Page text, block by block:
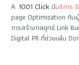
A: 1001 Click มีบริการ
page Optimization ทีม
การสร้างกลยุทธ์ Link
Digital PR ที่ช่วยเพิ่ม